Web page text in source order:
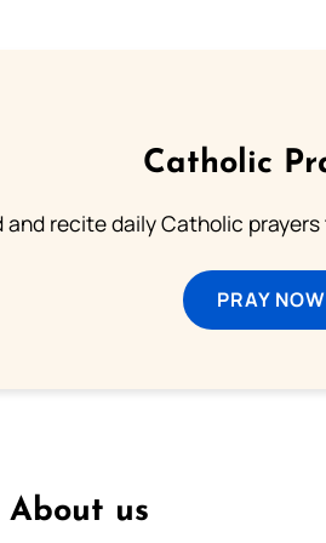
Catholic
and recite daily Catholic
PRAY NOW
About us